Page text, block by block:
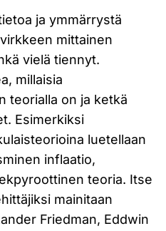
ja ymmärrystä
mittainen
vielä tiennyt.
millaisia
teorialla on ja ketkä
Esimerkiksi
luetellaan
inflaatio,
teoria. Itse
mainitaan
Friedman, Eddwin